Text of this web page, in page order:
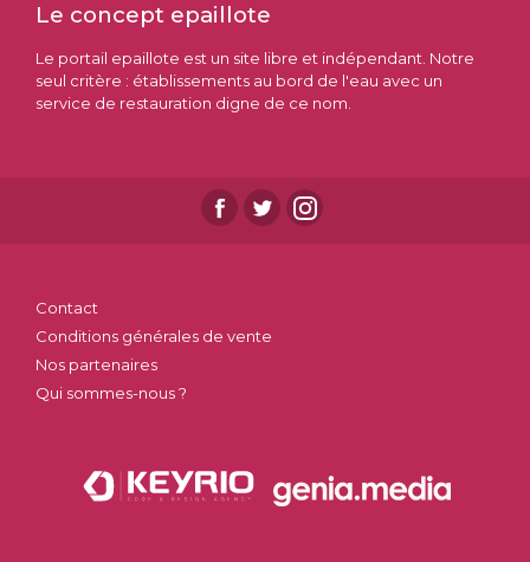
Le concept epaillote
Le portail epaillote est un site libre et indépendant. Notre
seul critère : établissements au bord de l'eau avec un
service de restauration digne de ce nom.
Contact
Conditions générales de vente
Nos partenaires
Qui sommes-nous ?